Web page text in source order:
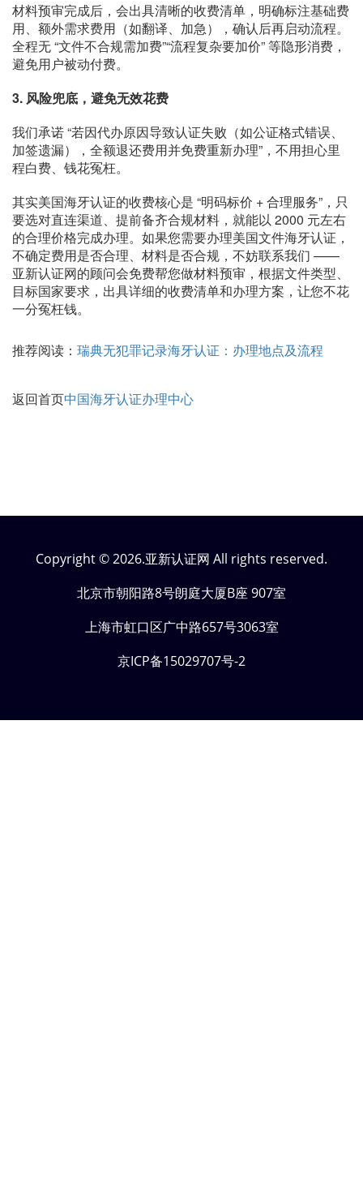
材料预审完成后，会出具清晰的收费清单，明确标注基础费
用、额外需求费用（如翻译、加急），确认后再启动流程。
全程无 “文件不合规需加费”“流程复杂要加价” 等隐形消费，
避免用户被动付费。
3. 风险兜底，避免无效花费
我们承诺 “若因代办原因导致认证失败（如公证格式错误、
加签遗漏），全额退还费用并免费重新办理”，不用担心里
程白费、钱花冤枉。
其实美国海牙认证的收费核心是 “明码标价 + 合理服务”，只
要选对直连渠道、提前备齐合规材料，就能以 2000 元左右
的合理价格完成办理。如果您需要办理美国文件海牙认证，
不确定费用是否合理、材料是否合规，不妨联系我们 ——
亚新认证网的顾问会免费帮您做材料预审，根据文件类型、
目标国家要求，出具详细的收费清单和办理方案，让您不花
一分冤枉钱。
推荐阅读： 瑞典无犯罪记录海牙认证：办理地点及流程
返回首页中国海牙认证办理中心
Copyright © 2026.亚新认证网 All rights reserved.
北京市朝阳路8号朗庭大厦B座 907室
上海市虹口区广中路657号3063室
京ICP备15029707号-2